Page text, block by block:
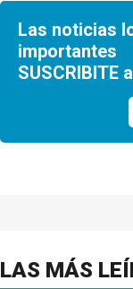
Las noticias
importantes
SUSCRIBITE
LAS MÁS